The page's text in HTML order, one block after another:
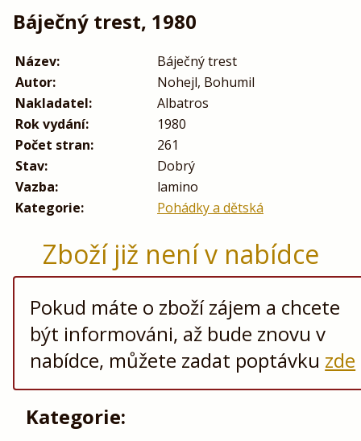
Báječný trest, 1980
Název:
Báječný trest
Autor:
Nohejl, Bohumil
Nakladatel:
Albatros
Rok vydání:
1980
Počet stran:
261
Stav:
Dobrý
Vazba:
lamino
Kategorie:
Pohádky a dětská
Zboží již není v nabídce
Pokud máte o zboží zájem a chcete
být informováni, až bude znovu v
nabídce, můžete zadat poptávku zde
Kategorie: